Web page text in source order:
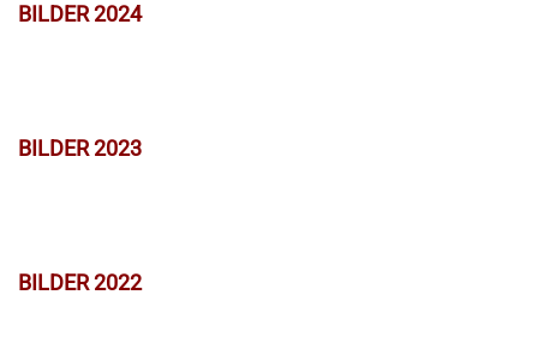
BILDER 2024
BILDER 2023
BILDER 2022